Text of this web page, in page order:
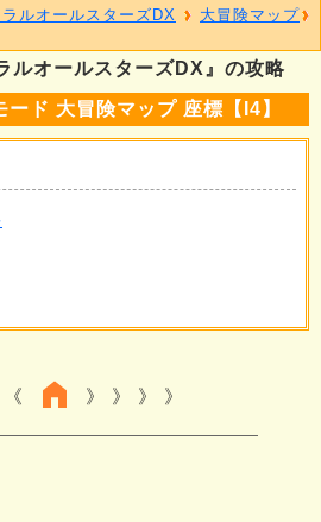
ルオールスターズDX』の攻略
ード 大冒険マップ 座標【I4】
《 》 》 》
ルオールスターズDX
大冒険マップ